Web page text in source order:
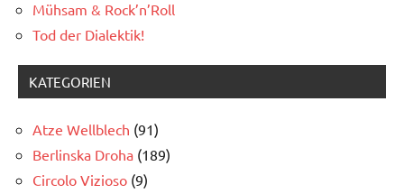
Mühsam & Rock’n’Roll
Tod der Dialektik!
KATEGORIEN
Atze Wellblech (91)
Berlinska Droha (189)
Circolo Vizioso (9)